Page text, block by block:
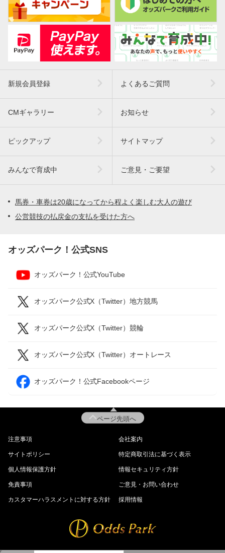
新規会員登録 よくあるご質問
CMギャラリー お知らせ
ピックアップ サイトマップ
みんなで育成中 ご意見・ご要望
馬券・車券は20歳になってから程よく楽しむ大人の遊び
公営競技の払戻金の支払を受けた方へ
オッズパーク！公式SNS
オッズパーク！公式YouTube
オッズパーク公式X（Twitter）地方競馬
オッズパーク公式X（Twitter）競輪
オッズパーク公式X（Twitter）オートレース
オッズパーク！公式Facebookページ
ページ先頭へ
注意事項 会社案内
サイトポリシー 特定商取引法に基づく表示
個人情報保護方針 情報セキュリティ方針
免責事項 ご意見・お問い合わせ
カスタマーハラスメントに対する方針 採用情報